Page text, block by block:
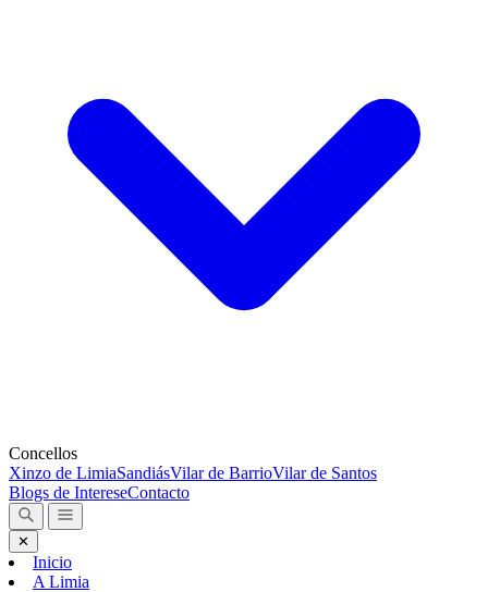
Concellos
Xinzo de LimiaSandiásVilar de BarrioVilar de Santos
Blogs de IntereseContacto
✕
Inicio
A Limia